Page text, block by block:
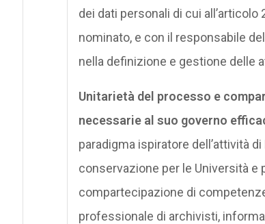
dei dati personali di cui
nominato, e con il responsabile
nella definizione e gestione delle
Unitarietà del processo e
necessarie al suo governo
paradigma ispiratore dell’attività
conservazione per le Università e
compartecipazione di
professionale di archivisti,